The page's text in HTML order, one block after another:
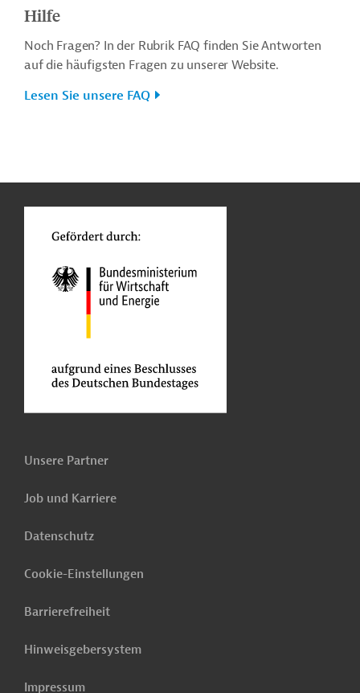
Hilfe
Noch Fragen? In der Rubrik FAQ finden Sie Antworten
auf die häufigsten Fragen zu unserer Website.
Lesen Sie unsere FAQ
Unsere Partner
Job und Karriere
Datenschutz
Cookie-Einstellungen
Barrierefreiheit
Hinweisgebersystem
Impressum